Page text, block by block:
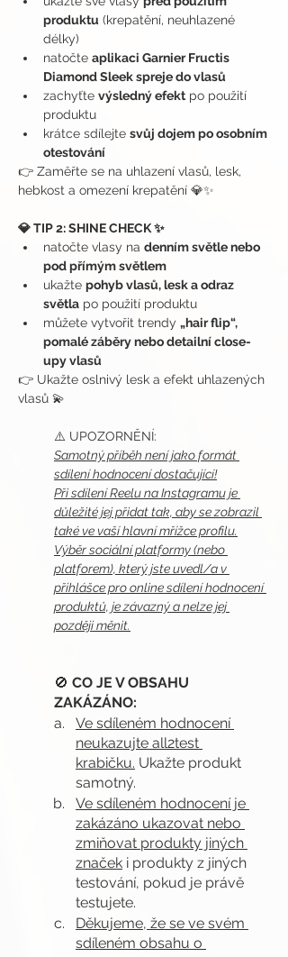
produktu (krepatění, neuhlazené
délky)
natočte aplikaci Garnier Fructis
Diamond Sleek spreje do vlasů
zachyťte výsledný efekt po použití
produktu
krátce sdílejte svůj dojem po osobním
otestování
👉 Zaměřte se na uhlazení vlasů, lesk,
hebkost a omezení krepatění 💎✨
💎 TIP 2: SHINE CHECK ✨
natočte vlasy na denním světle nebo
pod přímým světlem
ukažte pohyb vlasů, lesk a odraz
světla po použití produktu
můžete vytvořit trendy „hair flip“,
pomalé záběry nebo detailní close-
upy vlasů
👉 Ukažte oslnivý lesk a efekt uhlazených
vlasů 💫
⚠️ UPOZORNĚNÍ:
Samotný příběh není jako formát
sdílení hodnocení dostačující!
Při sdílení Reelu na Instagramu je
důležité jej přidat tak, aby se zobrazil
také ve vaší hlavní mřížce profilu.
Výběr sociální platformy (nebo
platforem), který jste uvedl/a v
přihlášce pro online sdílení hodnocení
produktů, je závazný a nelze jej
později měnit.
🚫 CO JE V OBSAHU
ZAKÁZÁNO:
Ve sdíleném hodnocení
neukazujte all2test
krabičku. Ukažte produkt
samotný.
Ve sdíleném hodnocení je
zakázáno ukazovat nebo
zmiňovat produkty jiných
značek i produkty z jiných
testování, pokud je právě
testujete.
Děkujeme, že se ve svém
sdíleném obsahu o